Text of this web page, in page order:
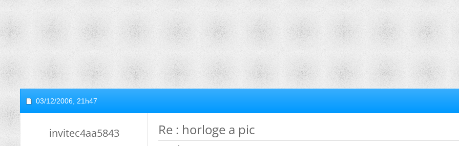
03/12/2006, 21h47
invitec4aa5843 Re : horloge a pic